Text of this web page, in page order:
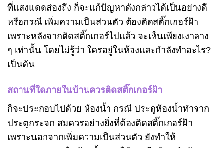
ที่แสงแดดส่องถึง ก็จะแก้ปัญหาดังกล่าวได้เป็นอย่างดี
หรือกรณี เพิ่มความเป็นส่วนตัว ต้องติดสติ๊กเกอร์ฝ้า
เพราะหลังจากติดสติ๊กเกอร์ไปแล้ว จะเห็นเพียงเงาลาง
ๆ เท่านั้น โดยไม่รู้ว่า ใครอยู่ในห้องและกำลังทำอะไร?
เป็นต้น
สถานที่ใดภายในบ้านควรติดสติ๊กเกอร์ฝ้า
ก็จะประกอบไปด้วย ห้องน้ำ กรณี ประตูห้องน้ำทำจาก
ประตูกระจก สมควรอย่างยิ่งที่ต้องติดสติ๊กเกอร์ฝ้า
เพราะนอกจากเพิ่มความเป็นส่วนตัว ยังทำให้